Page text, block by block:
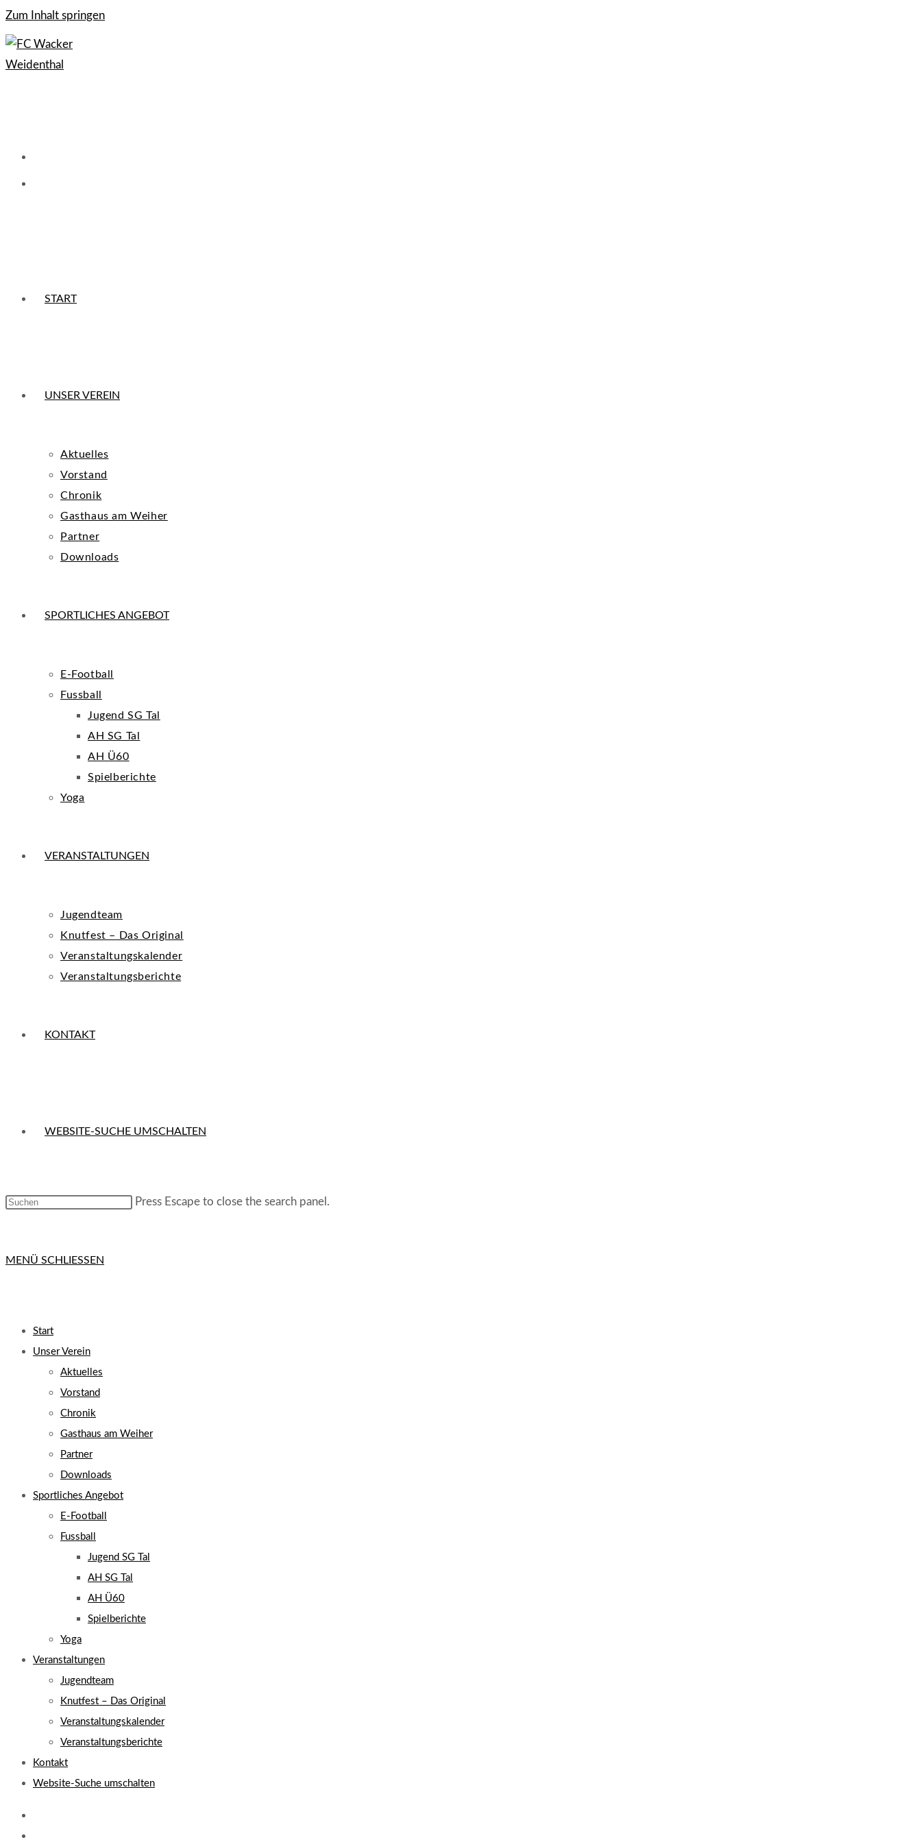
Zum Inhalt springen
START
UNSER VEREIN
Aktuelles
Vorstand
Chronik
Gasthaus am Weiher
Partner
Downloads
SPORTLICHES ANGEBOT
E-Football
Fussball
Jugend SG Tal
AH SG Tal
AH Ü60
Spielberichte
Yoga
VERANSTALTUNGEN
Jugendteam
Knutfest – Das Original
Veranstaltungskalender
Veranstaltungsberichte
KONTAKT
WEBSITE-SUCHE UMSCHALTEN
Press Escape to close the search panel.
MENÜ SCHLIESSEN
Start
Unser Verein
Aktuelles
Vorstand
Chronik
Gasthaus am Weiher
Partner
Downloads
Sportliches Angebot
E-Football
Fussball
Jugend SG Tal
AH SG Tal
AH Ü60
Spielberichte
Yoga
Veranstaltungen
Jugendteam
Knutfest – Das Original
Veranstaltungskalender
Veranstaltungsberichte
Kontakt
Website-Suche umschalten